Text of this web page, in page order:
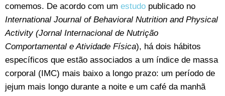
comemos. De acordo com um estudo publicado no
International Journal of Behavioral Nutrition and Physical
Activity (Jornal Internacional de Nutrição
Comportamental e Atividade Física), há dois hábitos
específicos que estão associados a um índice de massa
corporal (IMC) mais baixo a longo prazo: um período de
jejum mais longo durante a noite e um café da manhã